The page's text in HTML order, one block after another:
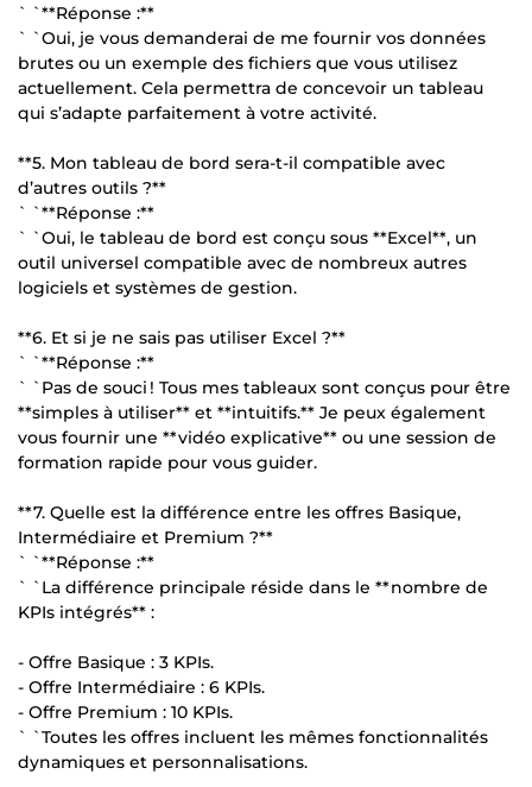
` `**Réponse :**
` `Oui, je vous demanderai de me fournir vos données
brutes ou un exemple des fichiers que vous utilisez
actuellement. Cela permettra de concevoir un tableau
qui s’adapte parfaitement à votre activité.
**5. Mon tableau de bord sera-t-il compatible avec
d’autres outils ?**
` `**Réponse :**
` `Oui, le tableau de bord est conçu sous **Excel**, un
outil universel compatible avec de nombreux autres
logiciels et systèmes de gestion.
**6. Et si je ne sais pas utiliser Excel ?**
` `**Réponse :**
` `Pas de souci ! Tous mes tableaux sont conçus pour être
**simples à utiliser** et **intuitifs.** Je peux également
vous fournir une **vidéo explicative** ou une session de
formation rapide pour vous guider.
**7. Quelle est la différence entre les offres Basique,
Intermédiaire et Premium ?**
` `**Réponse :**
` `La différence principale réside dans le **nombre de
KPIs intégrés** :
- Offre Basique : 3 KPIs.
- Offre Intermédiaire : 6 KPIs.
- Offre Premium : 10 KPIs.
` `Toutes les offres incluent les mêmes fonctionnalités
dynamiques et personnalisations.